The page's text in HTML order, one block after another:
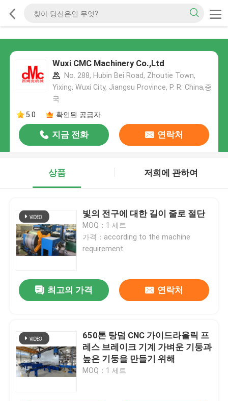
Wuxi CMC Machinery Co.,Ltd
No. 288, Hubin Bei Road, Zhoutie Town,
Yixing, Wuxi City, Jiangsu Province, P. R. China,중
국
5.0
확인된 공급자
지금 전화 연락처
상품 저희에 관하여
빛의 전구에 대한 길이 줄로 절단
MOQ：1 세트
가격：according to the machine
requirement
최고의 가격 연락처
650톤 탕덤 CNC 가이드라울릭 프
레스 브레이크 기계 가벼운 기둥과
높은 기둥을 만들기 위해
MOQ：1 세트